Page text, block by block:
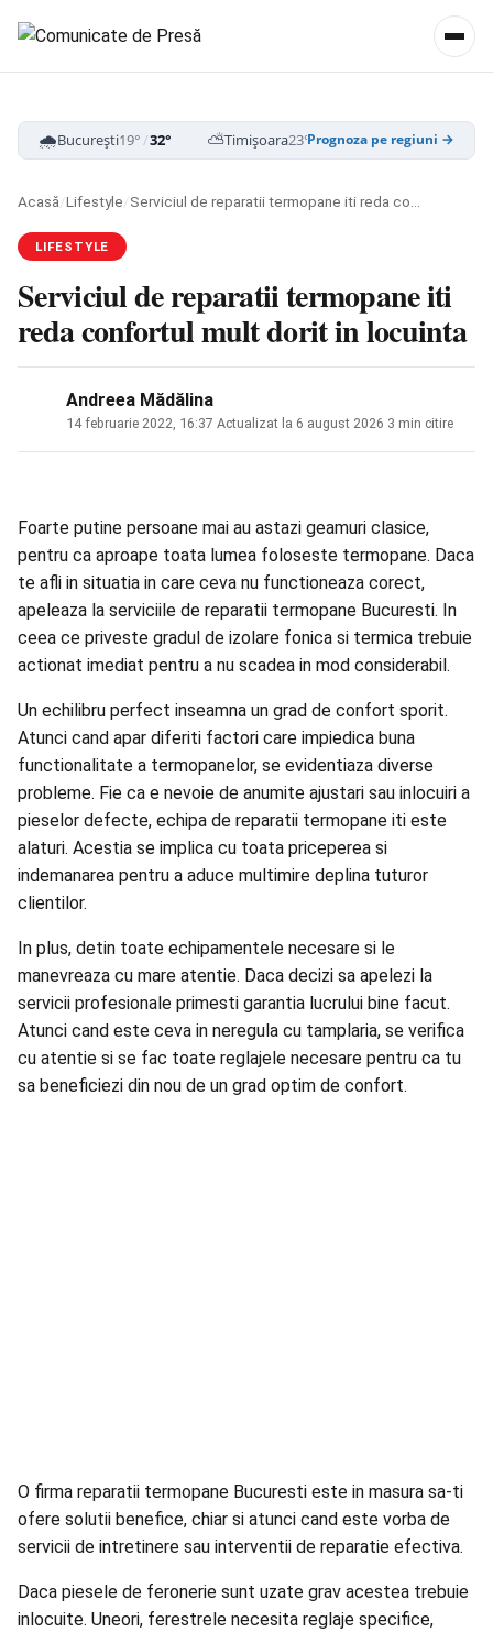
🌧️București19°/32° ⛅Timișoara23°/34° ☁️Cluj-Napoca
Prognoza pe regiuni →
Acasă/Lifestyle/
LIFESTYLE
Serviciul de reparatii termopane iti
reda confortul mult dorit in locuinta
Andreea Mădălina
14 februarie 2022, 16:37 Actualizat la 6 august 2026 3 min citire
Foarte putine persoane mai au astazi geamuri clasice,
pentru ca aproape toata lumea foloseste termopane. Daca
te afli in situatia in care ceva nu functioneaza corect,
apeleaza la serviciile de reparatii termopane Bucuresti. In
ceea ce priveste gradul de izolare fonica si termica trebuie
actionat imediat pentru a nu scadea in mod considerabil.
Un echilibru perfect inseamna un grad de confort sporit.
Atunci cand apar diferiti factori care impiedica buna
functionalitate a termopanelor, se evidentiaza diverse
probleme. Fie ca e nevoie de anumite ajustari sau inlocuiri a
pieselor defecte, echipa de reparatii termopane iti este
alaturi. Acestia se implica cu toata priceperea si
indemanarea pentru a aduce multimire deplina tuturor
clientilor.
In plus, detin toate echipamentele necesare si le
manevreaza cu mare atentie. Daca decizi sa apelezi la
servicii profesionale primesti garantia lucrului bine facut.
Atunci cand este ceva in neregula cu tamplaria, se verifica
cu atentie si se fac toate reglajele necesare pentru ca tu
sa beneficiezi din nou de un grad optim de confort.
O firma reparatii termopane Bucuresti este in masura sa-ti
ofere solutii benefice, chiar si atunci cand este vorba de
servicii de intretinere sau interventii de reparatie efectiva.
Daca piesele de feronerie sunt uzate grav acestea trebuie
inlocuite. Uneori, ferestrele necesita reglaje specifice,